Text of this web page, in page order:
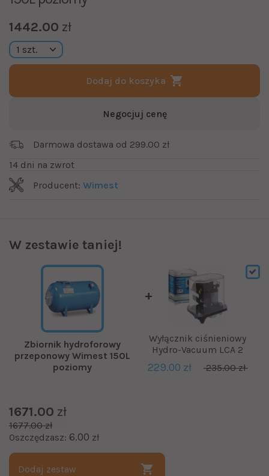
1442.00 zł
Dodaj do koszyka
Negocjuj cenę
Darmowa dostawa od 299.00 zł
14 dni na zwrot
Producent: Wimest
W zestawie taniej!
Zbiornik hydroforowy
przeponowy Wimest 150L
poziomy
Wyłącznik ciśnieniowy
Hydro-Vacuum LCA 2
229.00 zł 235.00 zł
1671.00 zł
1677.00 zł
Oszczędzasz: 6.00 zł
Dodaj zestaw